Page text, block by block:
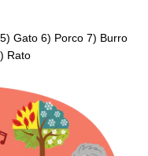
Gato 6) Porco 7) Burro
Rato